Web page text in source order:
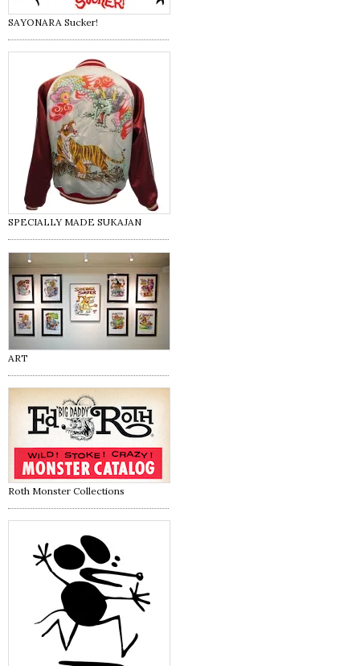
SAYONARA Sucker!
SPECIALLY MADE SUKAJAN
ART
Roth Monster Collections